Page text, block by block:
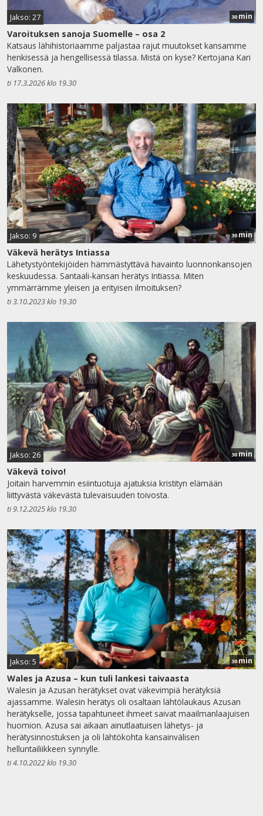
Jakso: 27 30 min
Varoituksen sanoja Suomelle – osa 2
Katsaus lähihistoriaamme paljastaa rajut muutokset kansamme
henkisessä ja hengellisessä tilassa. Mistä on kyse? Kertojana Kari
Valkonen.
ti 17.3.2026 klo 19.30
Jakso: 9 30min
Väkevä herätys Intiassa
Lähetystyöntekijöiden hämmästyttävä havainto luonnonkansojen
keskuudessa. Santaali-kansan herätys Intiassa. Miten
ymmärrämme yleisen ja erityisen ilmoituksen?
ti 3.10.2023 klo 19.30
Jakso: 26 30min
Väkevä toivo!
Joitain harvemmin esiintuotuja ajatuksia kristityn elämään
liittyvästä väkevästä tulevaisuuden toivosta.
ti 9.12.2025 klo 19.30
Jakso: 5 30min
Wales ja Azusa – kun tuli lankesi taivaasta
Walesin ja Azusan herätykset ovat väkevimpiä herätyksiä
ajassamme. Walesin herätys oli osaltaan lähtölaukaus Azusan
herätykselle, jossa tapahtuneet ihmeet saivat maailmanlaajuisen
huomion. Azusa sai aikaan ainutlaatuisen lähetys- ja
herätysinnostuksen ja oli lähtökohta kansainvälisen
helluntailiikkeen synnylle.
ti 4.10.2022 klo 19.30